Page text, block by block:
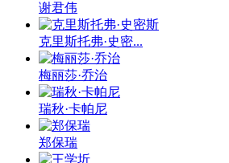
谢君伟
克里斯托弗·史密...
梅丽莎·乔治
瑞秋·卡帕尼
郑保瑞